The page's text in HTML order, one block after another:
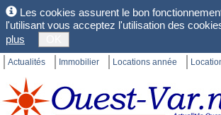
Les cookies assurent le bon
l'utilisant vous acceptez l'utilisation des
plus
Actualités Immobilier Locations année